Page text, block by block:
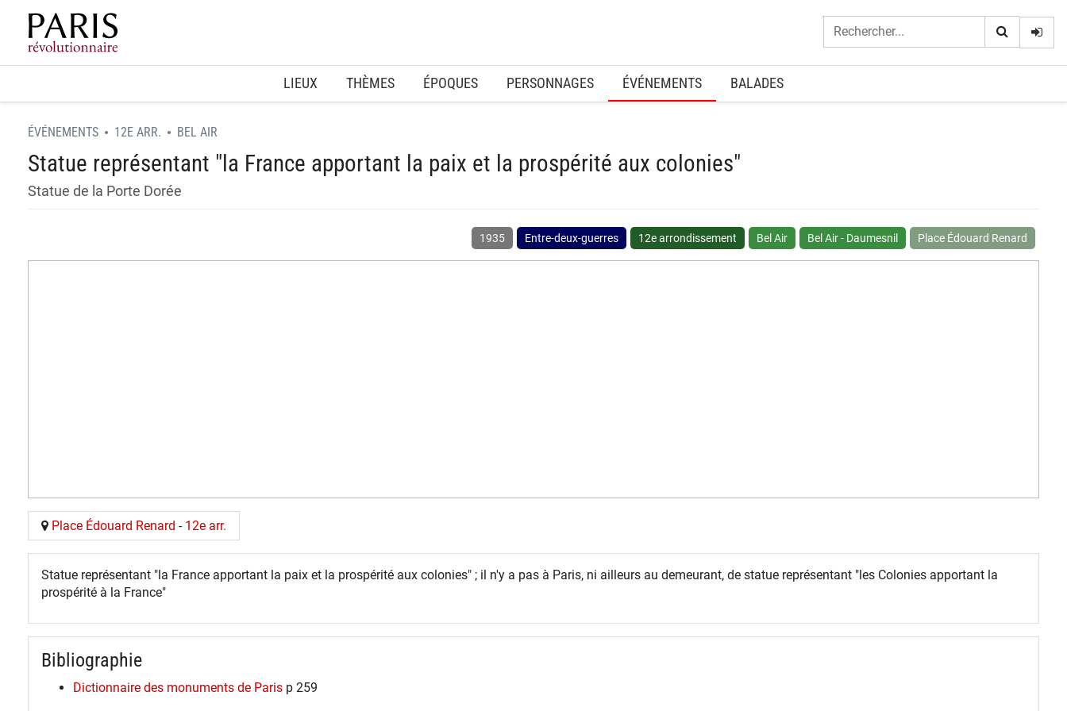
Home
LIEUX THÈMES ÉPOQUES PERSONNAGES ÉVÉNEMENTS BALADES
ÉVÉNEMENTS 12E ARR. BEL AIR
Statue représentant "la France apportant la paix et la prospérité aux colonies"
Statue de la Porte Dorée
1935 Entre-deux-guerres 12e arrondissement Bel Air Bel Air - Daumesnil Place Édouard Renard
Place Édouard Renard - 12e arr.
Statue représentant "la France apportant la paix et la prospérité aux colonies" ; il n'y a pas à Paris, ni ailleurs au demeurant, de statue représentant "les Colonies apportant la
prospérité à la France"
Bibliographie
Dictionnaire des monuments de Paris p 259